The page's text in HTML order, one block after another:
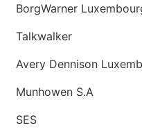
BorgWarner
Talkwalker
Avery Dennison
Munhowen S.A
SES